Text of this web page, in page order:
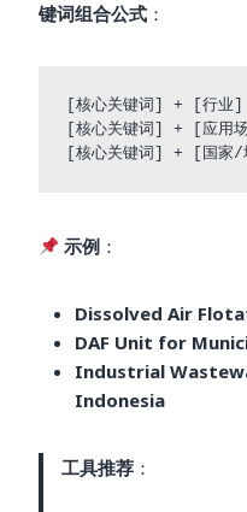
键词组合公式 ：
[核心关键词] + [行
[核心关键词] + [应用
示例 ：
Dissolved Air
DAF Unit for
Industrial
Indonesia
工具推荐 ：